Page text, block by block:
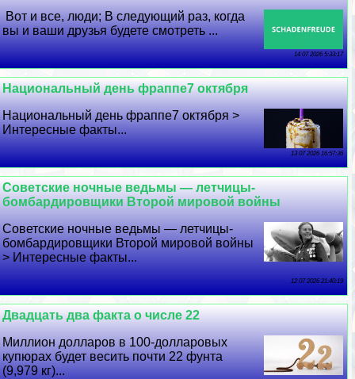
Вот и все, люди; В следующий раз, когда
вы и ваши друзья будете смотреть ...
14 07 2026 5:33:17
Национальный день фраппе7 октября
Национальный день фраппе7 октября >
Интересные факты...
13 07 2026 16:57:36
Советские ночные ведьмы — летчицы-
бомбардировщики Второй мировой войны
Советские ночные ведьмы — летчицы-
бомбардировщики Второй мировой войны
> Интересные факты...
12 07 2026 21:40:19
Двадцать два факта о числе 22
Миллион долларов в 100-долларовых
купюрах будет весить почти 22 фунта
(9,979 кг)...